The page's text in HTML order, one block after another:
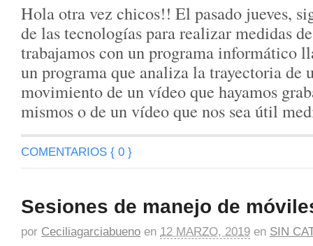
Hola otra vez chicos!! El pasado jueves,
de las tecnologías para realizar medidas
trabajamos con un programa informático
un programa que analiza la trayectoria de
movimiento de un vídeo que hayamos
mismos o de un vídeo que nos sea útil
COMENTARIOS { 0 }
Sesiones de manejo de
por Ceciliagarciabueno en 12 MARZO, 2019 en SIN